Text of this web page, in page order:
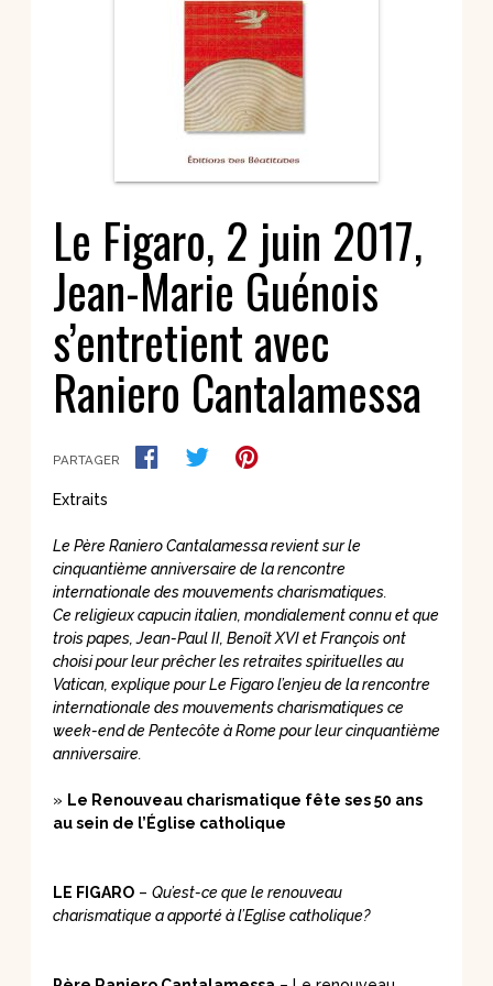
Le Figaro, 2 juin 2017,
Jean-Marie Guénois
s’entretient avec
Raniero Cantalamessa
PARTAGER
Extraits
Le Père Raniero Cantalamessa revient sur le
cinquantième anniversaire de la rencontre
internationale des mouvements charismatiques.
Ce religieux capucin italien, mondialement connu et que
trois papes, Jean-Paul II, Benoît XVI et François ont
choisi pour leur prêcher les retraites spirituelles au
Vatican, explique pour Le Figaro l’enjeu de la rencontre
internationale des mouvements charismatiques ce
week-end de Pentecôte à Rome pour leur cinquantième
anniversaire.
» Le Renouveau charismatique fête ses 50 ans
au sein de l’Église catholique
LE FIGARO – Qu’est-ce que le renouveau
charismatique a apporté à l’Eglise catholique?